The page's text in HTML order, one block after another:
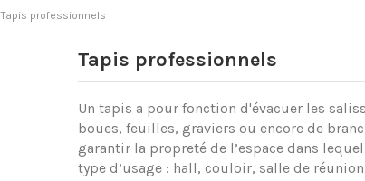
Tapis professionnels
Tapis professionnels
Un tapis a pour fonction d'évacuer les
boues, feuilles, graviers ou encore de
garantir la propreté de l’espace dans
type d’usage : hall, couloir, salle de